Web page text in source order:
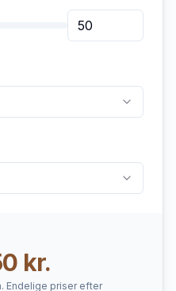
kr.
Endelige priser efter